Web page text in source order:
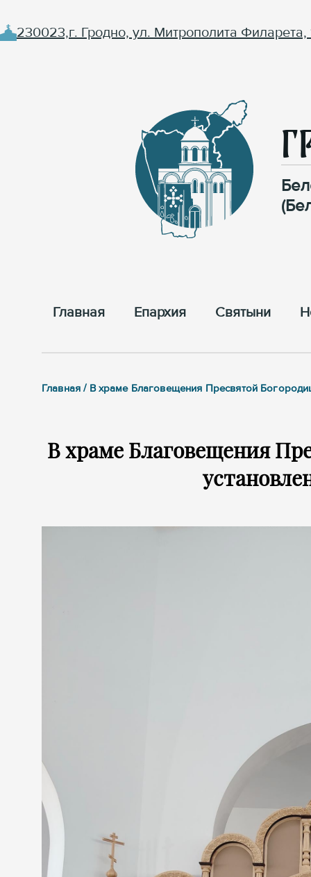
230023,г. Гродно, ул. Митрополита Филарета,
Главная Епархия Cвятыни
Главная / В храме Благовещения Пресвятой
В храме Благовещения